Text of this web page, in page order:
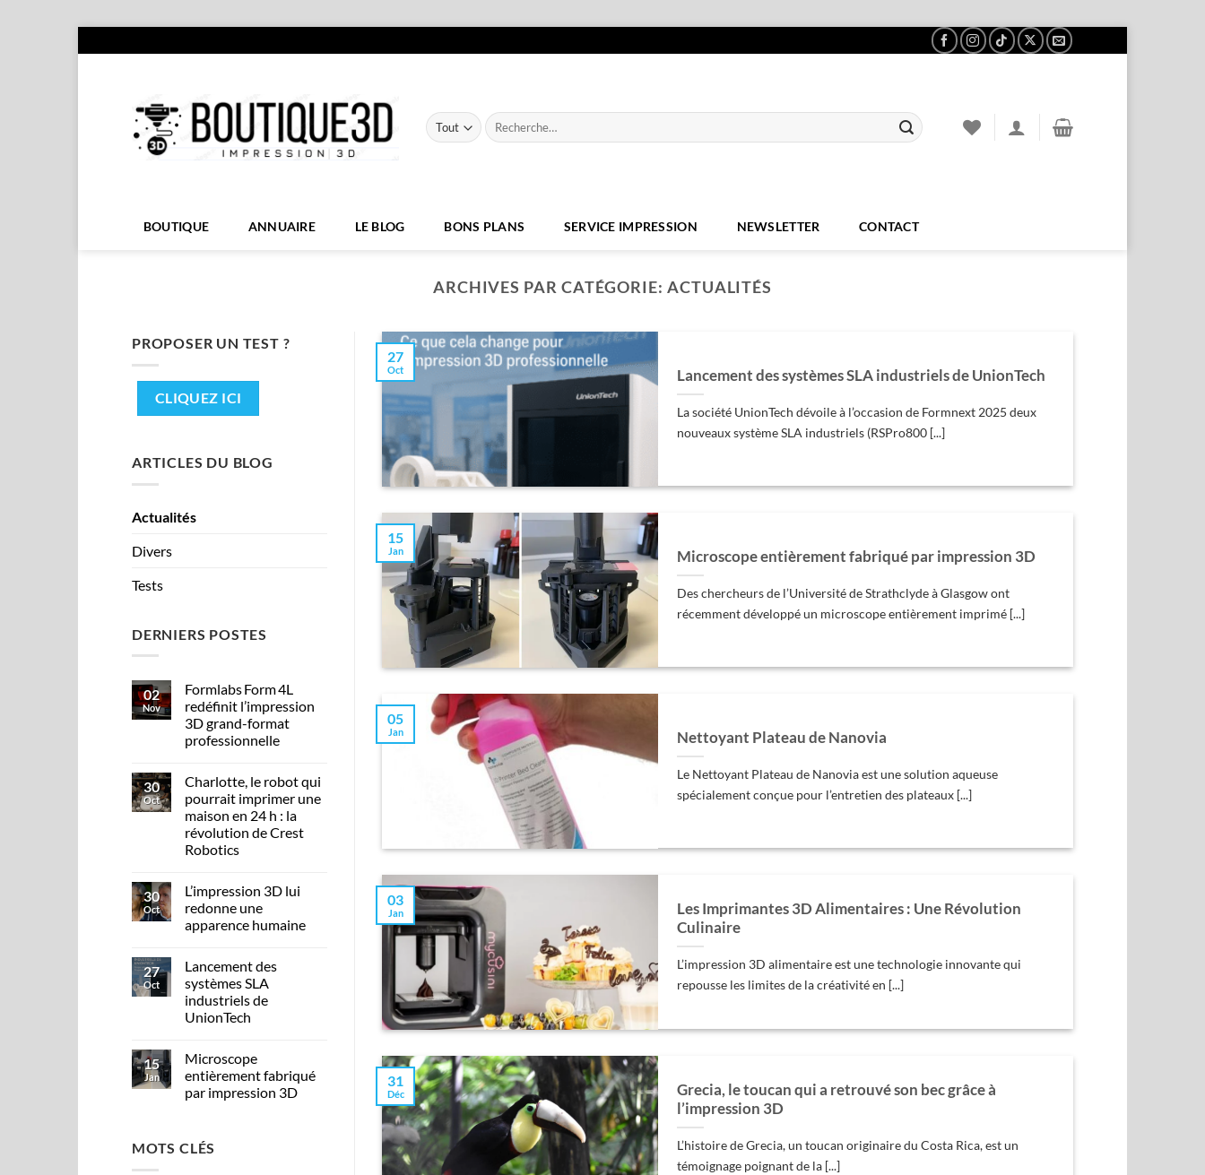
au
Recherche
pour :
BOUTIQUE ANNUAIRE LE BLOG BONS PLANS SERVICE IMPRESSION NEWSLETTER CONTACT
ARCHIVES PAR CATÉGORIE: ACTUALITÉS
PROPOSER UN TEST ?
CLIQUEZ ICI
ARTICLES DU BLOG
Actualités
Divers
Tests
DERNIERS POSTES
02
Nov
Formlabs Form 4L
redéfinit l’impression
3D grand-format
professionnelle
30
Oct
Charlotte, le robot qui
pourrait imprimer une
maison en 24 h : la
révolution de Crest
Robotics
30
Oct
L’impression 3D lui
redonne une
apparence humaine
27
Oct
Lancement des
systèmes SLA
industriels de
UnionTech
15
Jan
Microscope
entièrement fabriqué
par impression 3D
MOTS CLÉS
Lancement des systèmes SLA industriels de UnionTech
La société UnionTech dévoile à l’occasion de Formnext 2025 deux
nouveaux système SLA industriels (RSPro800 [...]
27
Oct
Microscope entièrement fabriqué par impression 3D
Des chercheurs de l’Université de Strathclyde à Glasgow ont
récemment développé un microscope entièrement imprimé [...]
15
Jan
Nettoyant Plateau de Nanovia
Le Nettoyant Plateau de Nanovia est une solution aqueuse
spécialement conçue pour l’entretien des plateaux [...]
05
Jan
Les Imprimantes 3D Alimentaires : Une Révolution
Culinaire
L’impression 3D alimentaire est une technologie innovante qui
repousse les limites de la créativité en [...]
03
Jan
Grecia, le toucan qui a retrouvé son bec grâce à
l’impression 3D
L’histoire de Grecia, un toucan originaire du Costa Rica, est un
témoignage poignant de la [...]
31
Déc